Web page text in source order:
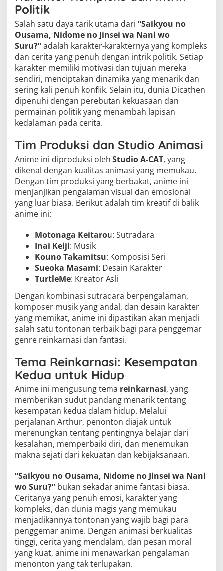
Politik
Salah satu daya tarik utama dari “Saikyou no
Ousama, Nidome no Jinsei wa Nani wo
Suru?”adalah karakter-karakternya yang kompleks
dan cerita yang penuh dengan intrik politik. Setiap
karakter memiliki motivasi dan tujuan mereka
sendiri, menciptakan dinamika yang menarik dan
sering kali penuh konflik. Selain itu, dunia Dicathen
dipenuhi dengan perebutan kekuasaan dan
permainan politik yang menambah lapisan
kedalaman pada cerita.
Tim Produksi dan Studio Animasi
Anime ini diproduksi oleh Studio A-CAT, yang
dikenal dengan kualitas animasi yang memukau.
Dengan tim produksi yang berbakat, anime ini
menjanjikan pengalaman visual dan emosional
yang luar biasa. Berikut adalah tim kreatif di balik
anime ini:
Motonaga Keitarou: Sutradara
Inai Keiji: Musik
Kouno Takamitsu: Komposisi Seri
Sueoka Masami: Desain Karakter
TurtleMe: Kreator Asli
Dengan kombinasi sutradara berpengalaman,
komposer musik yang andal, dan desain karakter
yang memikat, anime ini dipastikan akan menjadi
salah satu tontonan terbaik bagi para penggemar
genre reinkarnasi dan fantasi.
Tema Reinkarnasi: Kesempatan
Kedua untuk Hidup
Anime ini mengusung tema reinkarnasi, yang
memberikan sudut pandang menarik tentang
kesempatan kedua dalam hidup. Melalui
perjalanan Arthur, penonton diajak untuk
merenungkan tentang pentingnya belajar dari
kesalahan, memperbaiki diri, dan menemukan
makna sejati dari kekuatan dan kebijaksanaan.
“Saikyou no Ousama, Nidome no Jinsei wa Nani
wo Suru?” bukan sekadar anime fantasi biasa.
Ceritanya yang penuh emosi, karakter yang
kompleks, dan dunia magis yang memukau
menjadikannya tontonan yang wajib bagi para
penggemar anime. Dengan animasi berkualitas
tinggi, cerita yang mendalam, dan pesan moral
yang kuat, anime ini menawarkan pengalaman
menonton yang tak terlupakan.